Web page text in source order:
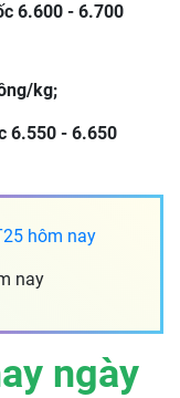
6.600 - 6.700
kg;
6.550 - 6.650
hôm nay
nay
ngày